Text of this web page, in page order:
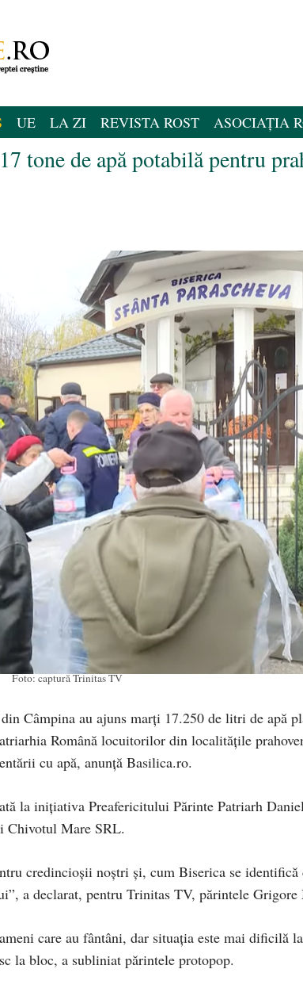
UE LA ZI REVISTA ROST ASOCIAȚIA
tone de apă potabilă pentru
Foto: captură Trinitas TV
Câmpina au ajuns marți 17.250 de litri de apă
Română locuitorilor din localitățile
cu apă, anunță Basilica.ro.
la inițiativa Preafericitului Părinte Patriarh
Chivotul Mare SRL.
credincioșii noștri și, cum Biserica se
a declarat, pentru Trinitas TV, părintele Grigore
care au fântâni, dar situația este mai dificilă
la bloc, a subliniat părintele protopop.